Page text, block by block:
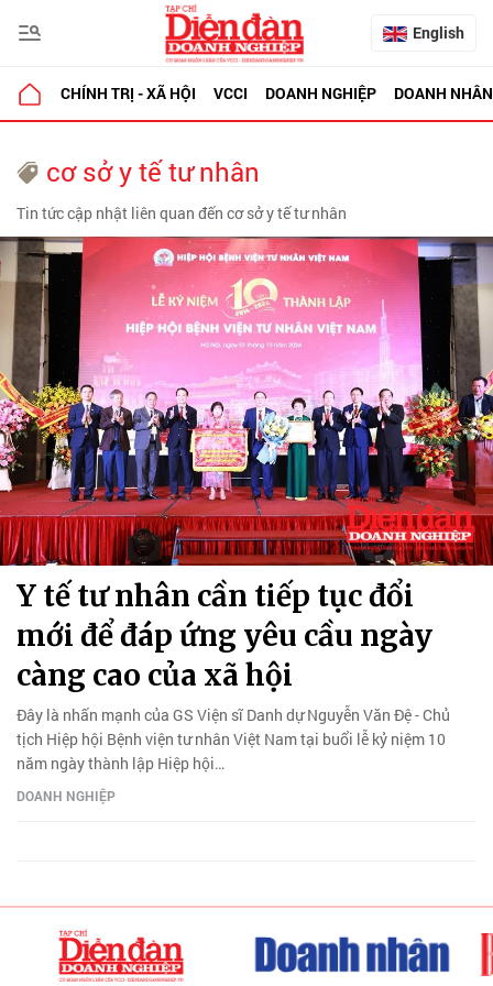
English
CHÍNH TRỊ - XÃ HỘI VCCI DOANH NGHIỆP DOANH NHÂN
cơ sở y tế tư nhân
Tin tức cập nhật liên quan đến cơ sở y tế tư nhân
Y tế tư nhân cần tiếp tục đổi
mới để đáp ứng yêu cầu ngày
càng cao của xã hội
Đây là nhấn mạnh của GS Viện sĩ Danh dự Nguyễn Văn Đệ - Chủ
tịch Hiệp hội Bệnh viện tư nhân Việt Nam tại buổi lễ kỷ niệm 10
năm ngày thành lập Hiệp hội…
DOANH NGHIỆP